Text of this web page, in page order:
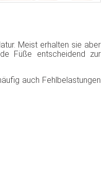
Meist erhalten sie aber
Füße entscheidend zur
auch Fehlbelastungen